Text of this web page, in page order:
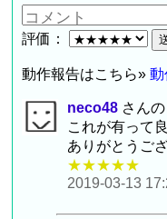
評価：
動作報告はこちら»動
neco48 さん
これが有って
ありがとうご
★★★★★
2019-03-13